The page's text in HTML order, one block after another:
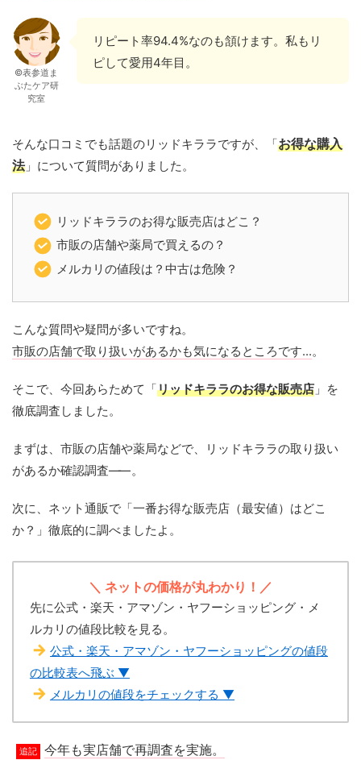
©表参道ま
ぶたケア研
究室
リピート率94.4%なのも頷けます。私もリ
ピして愛用4年目。
そんな口コミでも話題のリッドキララですが、「お得な購入
法」について質問がありました。
リッドキララのお得な販売店はどこ？
市販の店舗や薬局で買えるの？
メルカリの値段は？中古は危険？
こんな質問や疑問が多いですね。
市販の店舗で取り扱いがあるかも気になるところです...。
そこで、今回あらためて「リッドキララのお得な販売店 」を
徹底調査しました。
まずは、市販の店舗や薬局などで、リッドキララの取り扱い
があるか確認調査——。
次に、ネット通販で「一番お得な販売店（最安値）はどこ
か？」徹底的に調べましたよ。
＼ ネットの価格が丸わかり！／
先に公式・楽天・アマゾン・ヤフーショッピング・メ
ルカリの値段比較を見る。
公式・楽天・アマゾン・ヤフーショッピングの値段
の比較表へ飛ぶ ▼
メルカリの値段をチェックする ▼
追記
今年も実店舗で再調査を実施。